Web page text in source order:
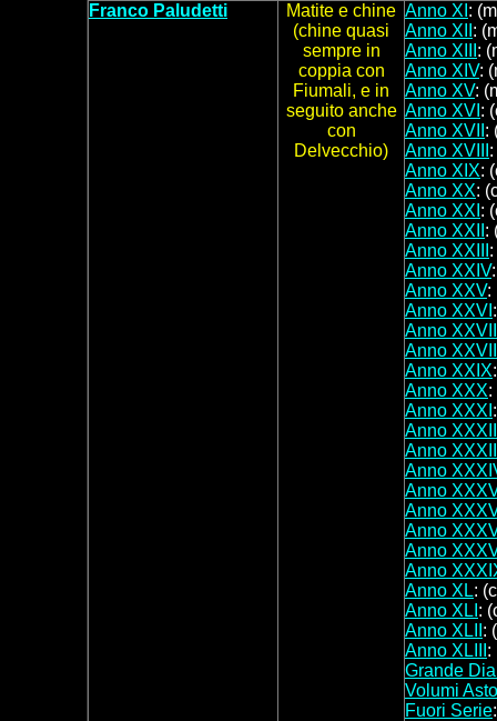
Franco Paludetti
Matite e chine
(chine quasi
sempre in
coppia con
Fiumali, e in
seguito anche
con
Delvecchio)
Anno XI :
Anno XII :
Anno XIII :
Anno XIV:
Anno XV:
Anno XVI :
Anno XVII :
Anno XVIII
Anno XIX:
Anno XX:
Anno XXI :
Anno XXII :
Anno XXIII
Anno XXIV
Anno XXV:
Anno XXVI
Anno XXVII
Anno
Anno XXIX
Anno XXX:
Anno XXXI
Anno XXXII
Anno
Anno
Anno
Anno
Anno
Anno
Anno
Anno XL:
Anno XLI :
Anno XLII :
Anno XLIII :
Grande
Volumi
Fuori Serie